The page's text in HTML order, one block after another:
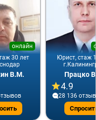
30 лет
онлайн
В.М.
Юрист, стаж
Працко
4.9
28 136